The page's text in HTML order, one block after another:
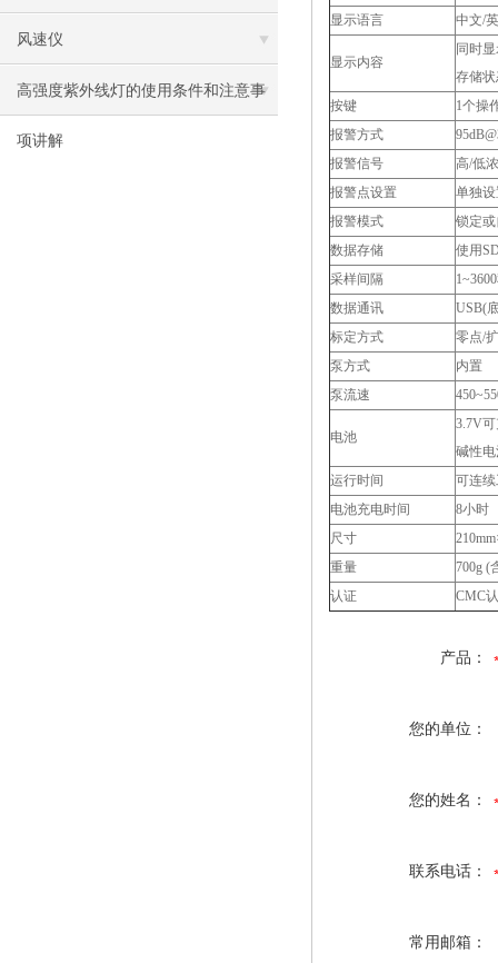
风速仪
高强度紫外线灯的使用条件和注意事
项讲解
显示语言
中文/
显示内容
同时
存储
按键
1个操
报警方式
报警信号
高/低
报警点设置
单独
报警模式
锁定
数据存储
使用
采样间隔
数据通讯
USB(
标定方式
零点/
泵方式
内置
泵流速
电池
3.7V
碱性
运行时间
可连
电池充电时间
8小时
尺寸
重量
700g (
认证
CMC
产品：
您的单位：
您的姓名：
联系电话：
常用邮箱：